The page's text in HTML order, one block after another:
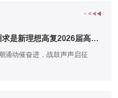
是新理想高复2026届高考
动催奋进，战鼓声声启征